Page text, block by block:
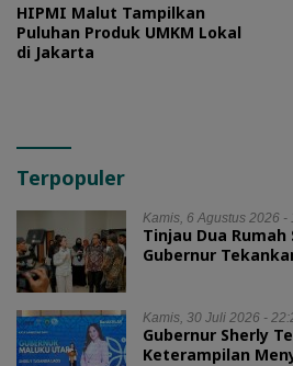
HIPMI Malut Tampilkan
Puluhan Produk UMKM Lokal
di Jakarta
Terpopuler
Kamis, 6 Agustus 2026 -
Tinjau Dua
Gubernur
Kamis, 30 Juli 2026 -
Gubernur Sherly
Keterampilan